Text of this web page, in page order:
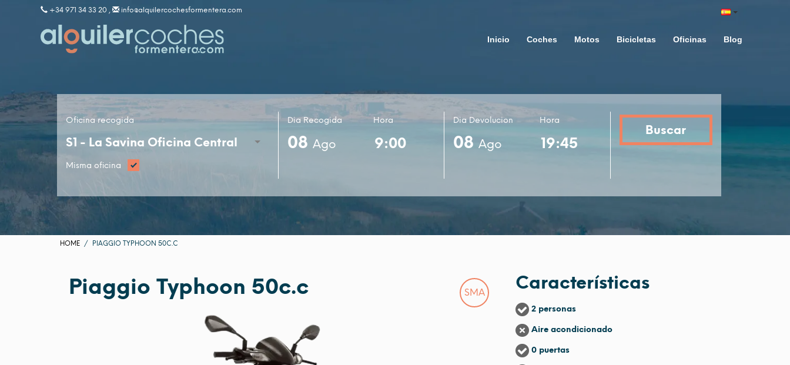
+34 971 34 33 20 , info@alquilercochesformentera.com
Inicio Coches Motos Bicicletas Oficinas Blog
HOME PIAGGIO TYPHOON 50C.C
Oficina recogida
S1 - La Savina Oficina Central
Misma oficina
Dia Recogida
08 Ago
Hora Dia Devolucion
08 Ago
Hora
Piaggio Typhoon 50c.c SMA Características
2 personas
Aire acondicionado
0 puertas